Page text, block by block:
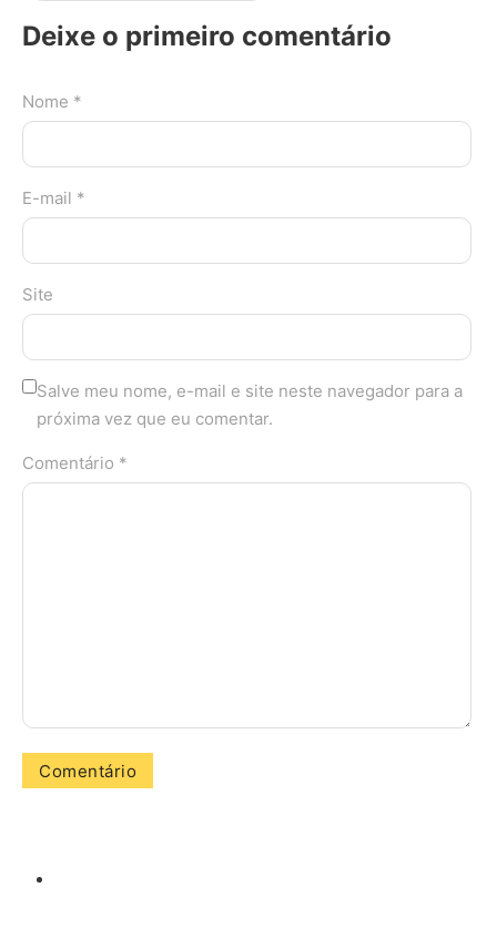
Deixe o primeiro comentário
Nome *
E-mail *
Site
Salve meu nome, e-mail e site neste navegador para a
próxima vez que eu comentar.
Comentário *